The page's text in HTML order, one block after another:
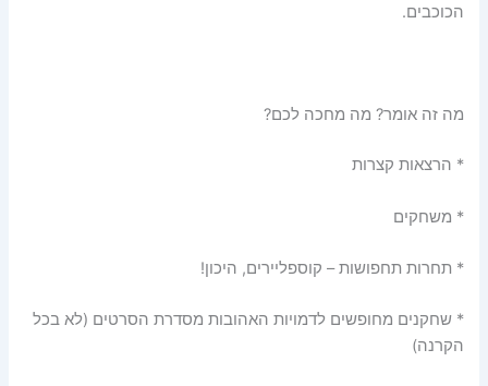
הכוכבים.
מה זה אומר? מה מחכה לכם?
* הרצאות קצרות
* משחקים
* תחרות תחפושות – קוספליירים, היכון!
* שחקנים מחופשים לדמויות האהובות מסדרת הסרטים (לא בכל
הקרנה)